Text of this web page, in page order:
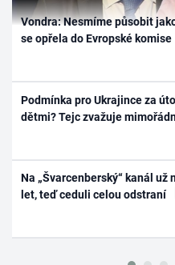
Vondra: Nesmíme působit
se opřela do Evropské komise
Podmínka pro Ukrajince za
dětmi? Tejc zvažuje
Na „Švarcenberský“ kanál
let, teď ceduli celou odstraní